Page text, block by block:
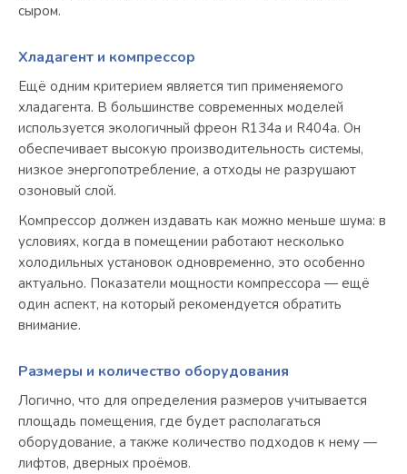
сыром.
Хладагент и компрессор
Ещё одним критерием является тип применяемого
хладагента. В большинстве современных моделей
используется экологичный фреон R134a и R404a. Он
обеспечивает высокую производительность системы,
низкое энергопотребление, а отходы не разрушают
озоновый слой.
Компрессор должен издавать как можно меньше шума: в
условиях, когда в помещении работают несколько
холодильных установок одновременно, это особенно
актуально. Показатели мощности компрессора — ещё
один аспект, на который рекомендуется обратить
внимание.
Размеры и количество оборудования
Логично, что для определения размеров учитывается
площадь помещения, где будет располагаться
оборудование, а также количество подходов к нему —
лифтов, дверных проёмов.